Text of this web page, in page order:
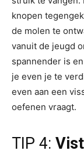
knopen
de molen te
vanuit de jeugd
spannender is
je even je te
even aan een
oefenen vraagt.
TIP 4: